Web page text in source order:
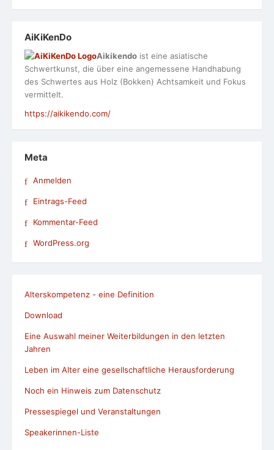
AiKiKenDo
Aikikendo ist eine asiatische
Schwertkunst, die über eine angemessene Handhabung
des Schwertes aus Holz (Bokken) Achtsamkeit und Fokus
vermittelt.
https://aikikendo.com/
Meta
Anmelden
Eintrags-Feed
Kommentar-Feed
WordPress.org
Alterskompetenz - eine Definition
Download
Eine Auswahl meiner Weiterbildungen in den letzten
Jahren
Leben im Alter eine gesellschaftliche Herausforderung
Noch ein Hinweis zum Datenschutz
Pressespiegel und Veranstaltungen
Speakerinnen-Liste